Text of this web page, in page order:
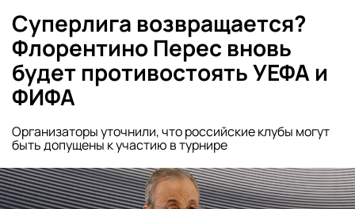
Суперлига возвращается?
Флорентино Перес вновь
будет противостоять УЕФА и
ФИФА
Организаторы уточнили, что российские клубы могут
быть допущены к участию в турнире